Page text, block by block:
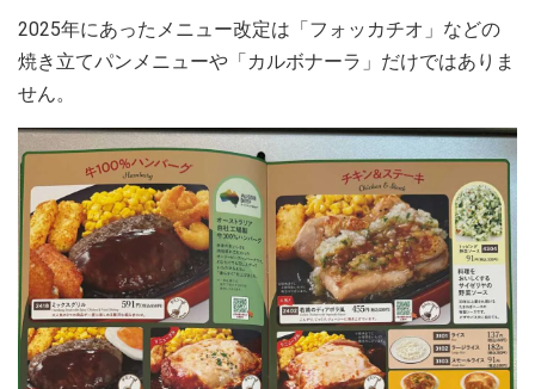
2025年にあったメニュー改定は「フォッカチオ」などの
焼き立てパンメニューや「カルボナーラ」だけではありま
せん。